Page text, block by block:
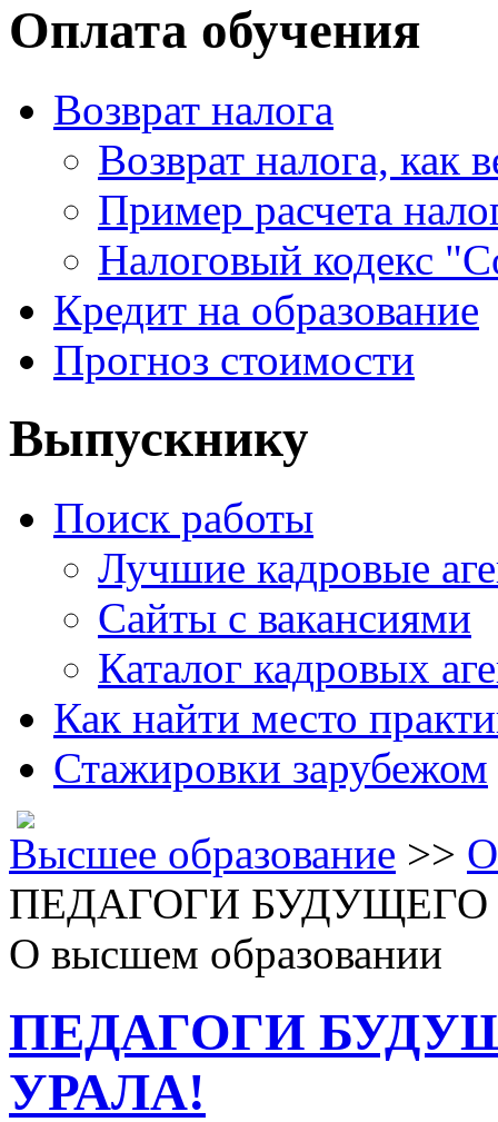
Оплата обучения
Возврат налога
Возврат налога, как
Пример расчета
Налоговый кодекс
Кредит на образование
Прогноз стоимости
Выпускнику
Поиск работы
Лучшие кадровые
Сайты с вакансиями
Каталог кадровых
Как найти место
Стажировки зарубежом
Высшее образование >>
ПЕДАГОГИ
О высшем образовании
ПЕДАГОГИ
УРАЛА!